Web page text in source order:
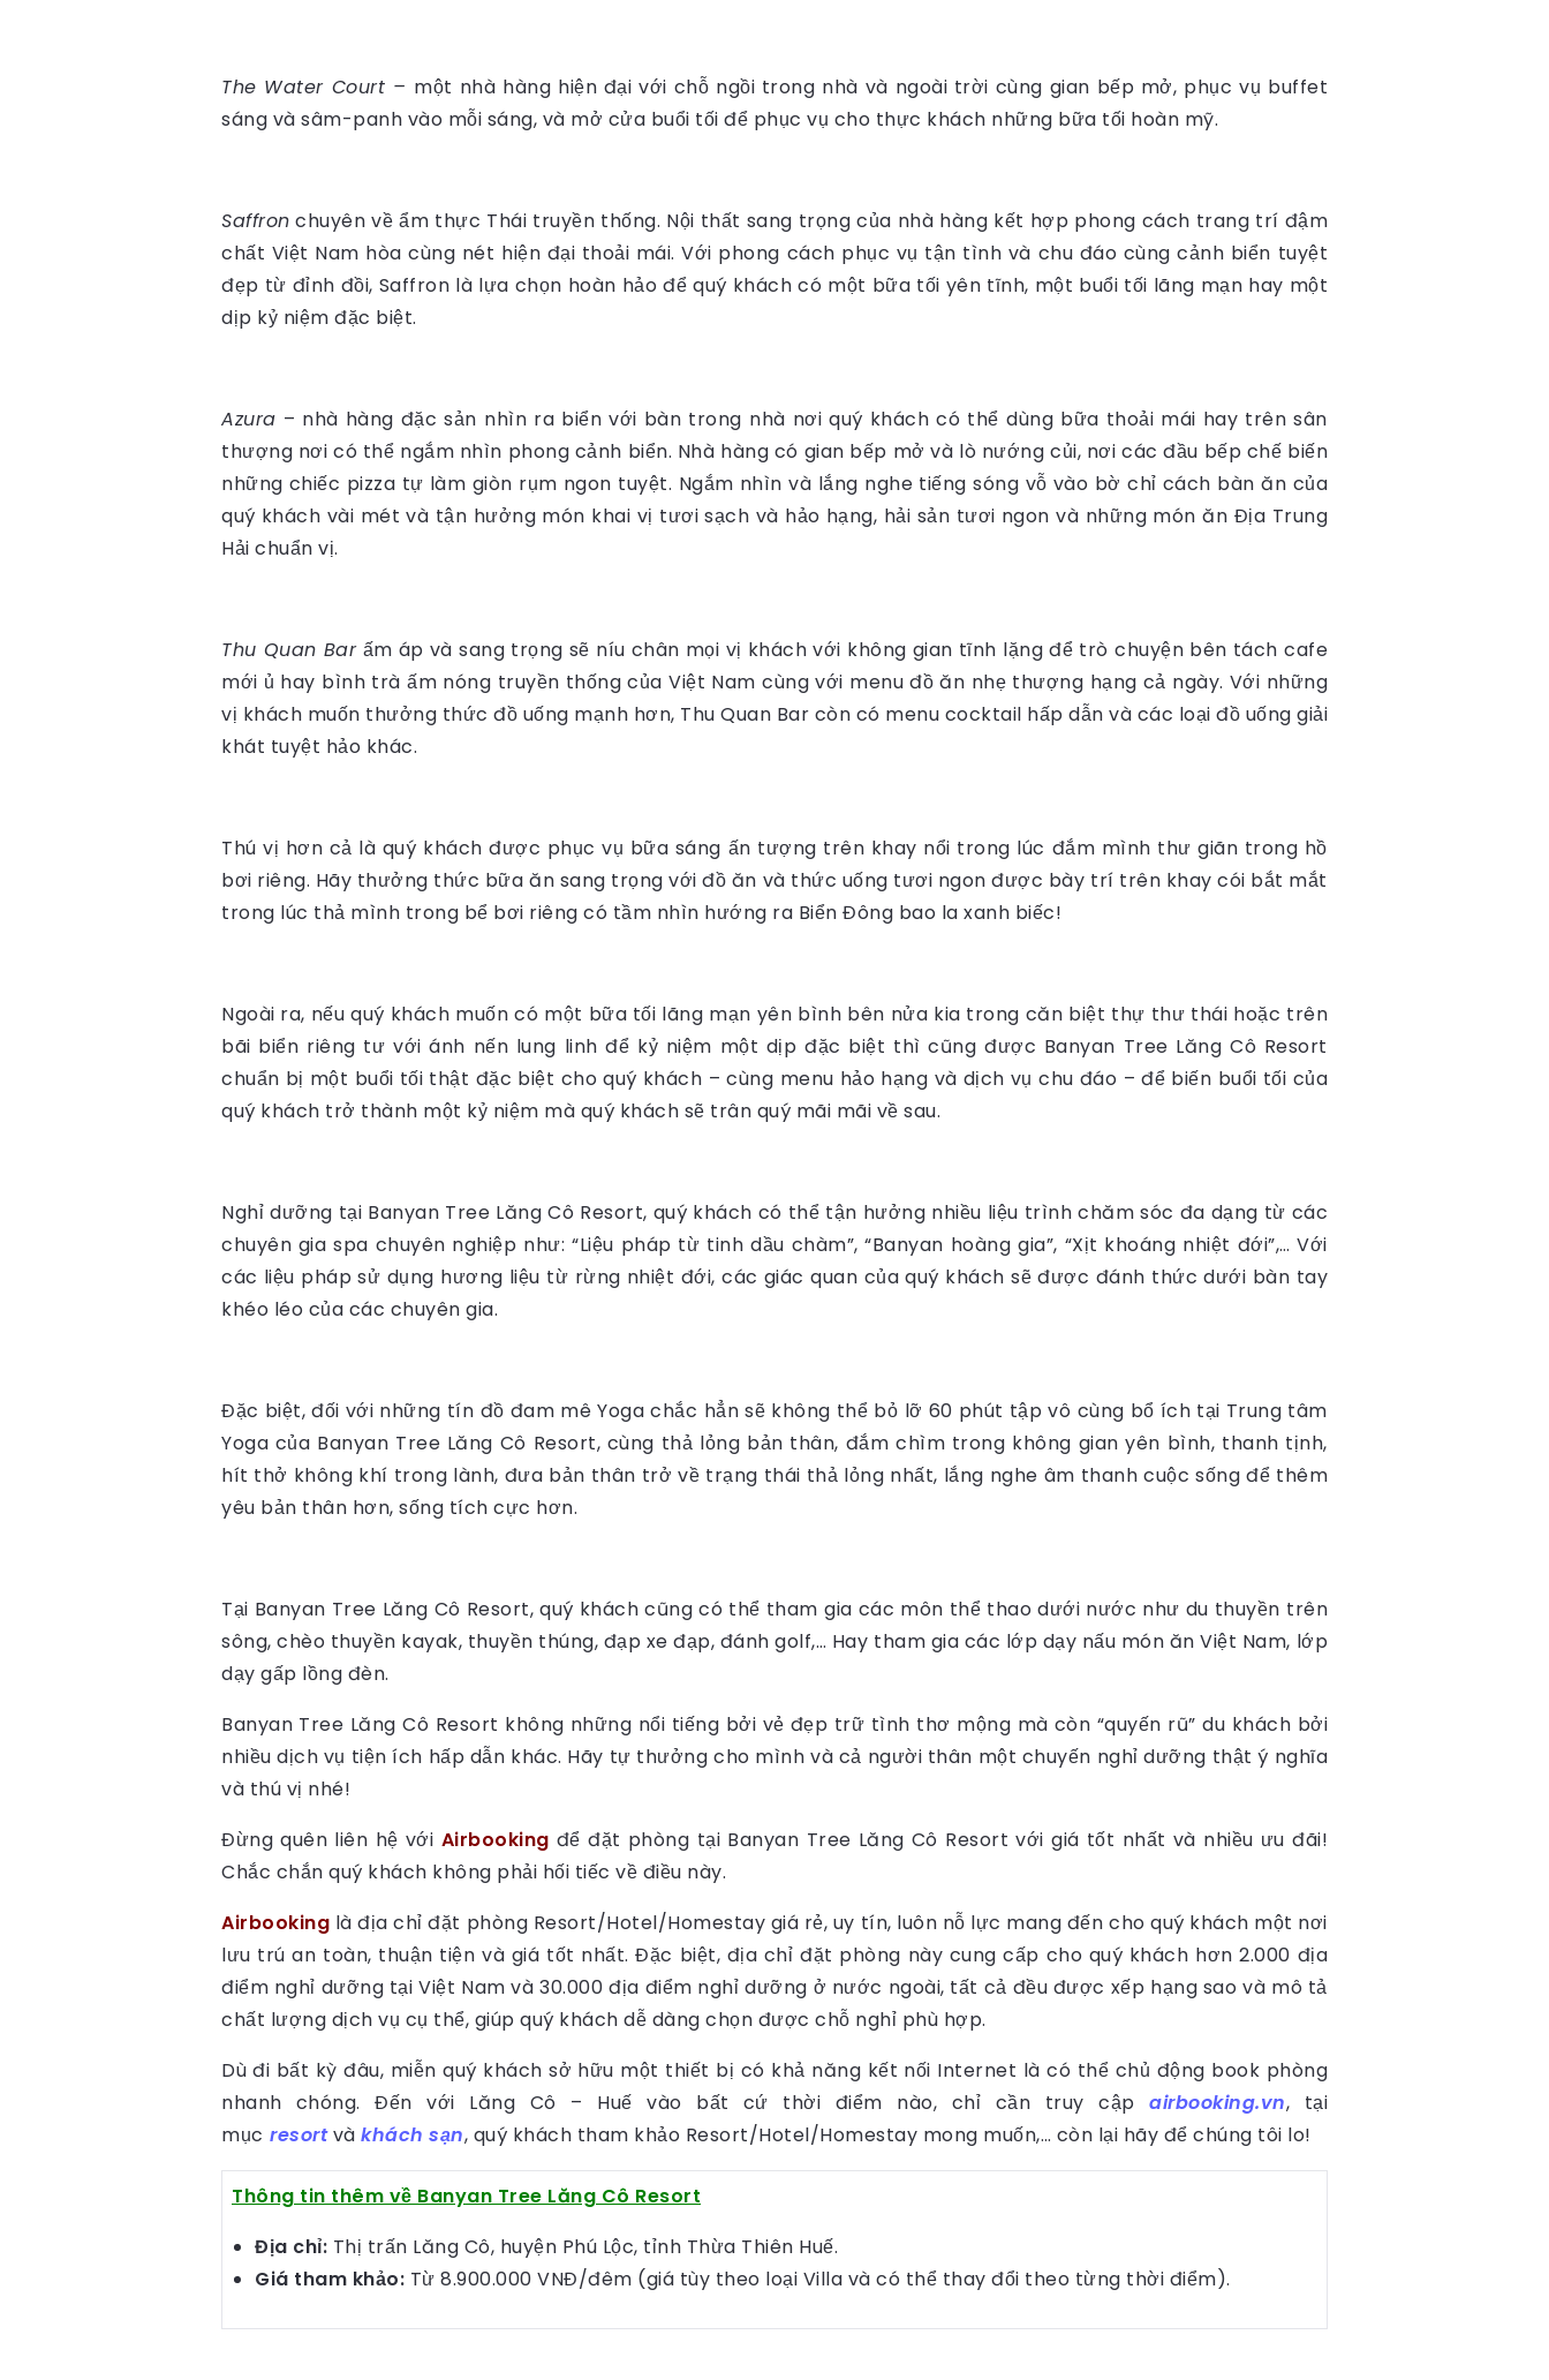
The Water Court – một nhà hàng hiện đại với chỗ ngồi trong nhà và ngoài trời cùng gian bếp mở, phục vụ buffet
sáng và sâm-panh vào mỗi sáng, và mở cửa buổi tối để phục vụ cho thực khách những bữa tối hoàn mỹ.
Saffron chuyên về ẩm thực Thái truyền thống. Nội thất sang trọng của nhà hàng kết hợp phong cách trang trí đậm
chất Việt Nam hòa cùng nét hiện đại thoải mái. Với phong cách phục vụ tận tình và chu đáo cùng cảnh biển tuyệt
đẹp từ đỉnh đồi, Saffron là lựa chọn hoàn hảo để quý khách có một bữa tối yên tĩnh, một buổi tối lãng mạn hay một
dịp kỷ niệm đặc biệt.
Azura – nhà hàng đặc sản nhìn ra biển với bàn trong nhà nơi quý khách có thể dùng bữa thoải mái hay trên sân
thượng nơi có thể ngắm nhìn phong cảnh biển. Nhà hàng có gian bếp mở và lò nướng củi, nơi các đầu bếp chế biến
những chiếc pizza tự làm giòn rụm ngon tuyệt. Ngắm nhìn và lắng nghe tiếng sóng vỗ vào bờ chỉ cách bàn ăn của
quý khách vài mét và tận hưởng món khai vị tươi sạch và hảo hạng, hải sản tươi ngon và những món ăn Địa Trung
Hải chuẩn vị.
Thu Quan Barấm áp và sang trọng sẽ níu chân mọi vị khách với không gian tĩnh lặng để trò chuyện bên tách cafe
mới ủ hay bình trà ấm nóng truyền thống của Việt Nam cùng với menu đồ ăn nhẹ thượng hạng cả ngày. Với những
vị khách muốn thưởng thức đồ uống mạnh hơn, Thu Quan Bar còn có menu cocktail hấp dẫn và các loại đồ uống giải
khát tuyệt hảo khác.
Thú vị hơn cả là quý khách được phục vụ bữa sáng ấn tượng trên khay nổi trong lúc đắm mình thư giãn trong hồ
bơi riêng. Hãy thưởng thức bữa ăn sang trọng với đồ ăn và thức uống tươi ngon được bày trí trên khay cói bắt mắt
trong lúc thả mình trong bể bơi riêng có tầm nhìn hướng ra Biển Đông bao la xanh biếc!
Ngoài ra, nếu quý khách muốn có một bữa tối lãng mạn yên bình bên nửa kia trong căn biệt thự thư thái hoặc trên
bãi biển riêng tư với ánh nến lung linh để kỷ niệm một dịp đặc biệt thì cũng được Banyan Tree Lăng Cô Resort
chuẩn bị một buổi tối thật đặc biệt cho quý khách – cùng menu hảo hạng và dịch vụ chu đáo – để biến buổi tối của
quý khách trở thành một kỷ niệm mà quý khách sẽ trân quý mãi mãi về sau.
Nghỉ dưỡng tại Banyan Tree Lăng Cô Resort, quý khách có thể tận hưởng nhiều liệu trình chăm sóc đa dạng từ các
chuyên gia spa chuyên nghiệp như: “Liệu pháp từ tinh dầu chàm”, “Banyan hoàng gia”, “Xịt khoáng nhiệt đới”,… Với
các liệu pháp sử dụng hương liệu từ rừng nhiệt đới, các giác quan của quý khách sẽ được đánh thức dưới bàn tay
khéo léo của các chuyên gia.
Đặc biệt, đối với những tín đồ đam mê Yoga chắc hẳn sẽ không thể bỏ lỡ 60 phút tập vô cùng bổ ích tại Trung tâm
Yoga của Banyan Tree Lăng Cô Resort, cùng thả lỏng bản thân, đắm chìm trong không gian yên bình, thanh tịnh,
hít thở không khí trong lành, đưa bản thân trở về trạng thái thả lỏng nhất, lắng nghe âm thanh cuộc sống để thêm
yêu bản thân hơn, sống tích cực hơn.
Tại Banyan Tree Lăng Cô Resort, quý khách cũng có thể tham gia các môn thể thao dưới nước như du thuyền trên
sông, chèo thuyền kayak, thuyền thúng, đạp xe đạp, đánh golf,… Hay tham gia các lớp dạy nấu món ăn Việt Nam, lớp
dạy gấp lồng đèn.
Banyan Tree Lăng Cô Resort không những nổi tiếng bởi vẻ đẹp trữ tình thơ mộng mà còn “quyến rũ” du khách bởi
nhiều dịch vụ tiện ích hấp dẫn khác. Hãy tự thưởng cho mình và cả người thân một chuyến nghỉ dưỡng thật ý nghĩa
và thú vị nhé!
Đừng quên liên hệ với Airbooking để đặt phòng tại Banyan Tree Lăng Cô Resort với giá tốt nhất và nhiều ưu đãi!
Chắc chắn quý khách không phải hối tiếc về điều này.
Airbooking là địa chỉ đặt phòng Resort/Hotel/Homestay giá rẻ, uy tín, luôn nỗ lực mang đến cho quý khách một nơi
lưu trú an toàn, thuận tiện và giá tốt nhất. Đặc biệt, địa chỉ đặt phòng này cung cấp cho quý khách hơn 2.000 địa
điểm nghỉ dưỡng tại Việt Nam và 30.000 địa điểm nghỉ dưỡng ở nước ngoài, tất cả đều được xếp hạng sao và mô tả
chất lượng dịch vụ cụ thể, giúp quý khách dễ dàng chọn được chỗ nghỉ phù hợp.
Dù đi bất kỳ đâu, miễn quý khách sở hữu một thiết bị có khả năng kết nối Internet là có thể chủ động book phòng
nhanh chóng. Đến với Lăng Cô – Huế vào bất cứ thời điểm nào, chỉ cần truy cậpairbooking.vn, tại
mục resortvà khách sạn, quý khách tham khảo Resort/Hotel/Homestay mong muốn,… còn lại hãy để chúng tôi lo!
Thông tin thêm về Banyan Tree Lăng Cô Resort
Địa chỉ: Thị trấn Lăng Cô, huyện Phú Lộc, tỉnh Thừa Thiên Huế.
Giá tham khảo: Từ 8.900.000 VNĐ/đêm (giá tùy theo loại Villa và có thể thay đổi theo từng thời điểm).